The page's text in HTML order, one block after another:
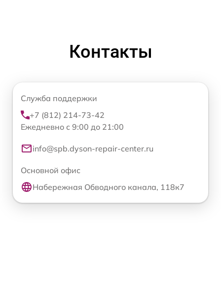
Контакты
Служба поддержки
+7 (812) 214-73-42
Ежедневно с 9:00 до 21:00
info@spb.dyson-repair-center.ru
Основной офис
Набережная Обводного канала, 118к7